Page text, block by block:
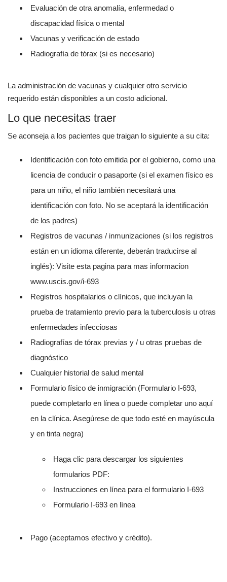
Evaluación de otra anomalía, enfermedad o
discapacidad física o mental
Vacunas y verificación de estado
Radiografía de tórax (si es necesario)
La administración de vacunas y cualquier otro servicio
requerido están disponibles a un costo adicional.
Lo que necesitas traer
Se aconseja a los pacientes que traigan lo siguiente a su cita:
Identificación con foto emitida por el gobierno, como una
licencia de conducir o pasaporte (si el examen físico es
para un niño, el niño también necesitará una
identificación con foto. No se aceptará la identificación
de los padres)
Registros de vacunas / inmunizaciones (si los registros
están en un idioma diferente, deberán traducirse al
inglés): Visite esta pagina para mas informacion
www.uscis.gov/i-693
Registros hospitalarios o clínicos, que incluyan la
prueba de tratamiento previo para la tuberculosis u otras
enfermedades infecciosas
Radiografías de tórax previas y / u otras pruebas de
diagnóstico
Cualquier historial de salud mental
Formulario físico de inmigración (Formulario I-693,
puede completarlo en línea o puede completar uno aquí
en la clínica. Asegúrese de que todo esté en mayúscula
y en tinta negra)
Haga clic para descargar los siguientes
formularios PDF:
Instrucciones en línea para el formulario I-693
Formulario I-693 en línea
Pago (aceptamos efectivo y crédito).